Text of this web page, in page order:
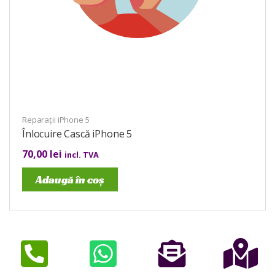
Reparații iPhone 5
Înlocuire Cască iPhone 5
70,00 lei incl. TVA
Adaugă în coș